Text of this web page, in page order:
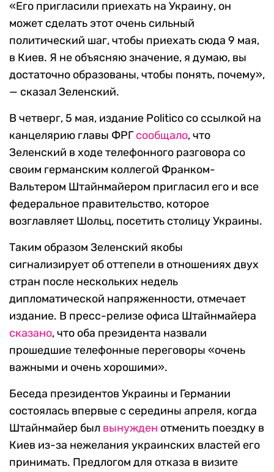
«Его пригласили приехать на Украину, он
может сделать этот очень сильный
политический шаг, чтобы приехать сюда 9 мая,
в Киев. Я не объясняю значение, я думаю, вы
достаточно образованы, чтобы понять, почему»,
— сказал Зеленский.
В четверг, 5 мая, издание Politico со ссылкой на
канцелярию главы ФРГсообщало, что
Зеленский в ходе телефонного разговора со
своим германским коллегой Франком-
Вальтером Штайнмайером пригласил его и все
федеральное правительство, которое
возглавляет Шольц, посетить столицу Украины.
Таким образом Зеленский якобы
сигнализирует об оттепели в отношениях двух
стран после нескольких недель
дипломатической напряженности, отмечает
издание. В пресс-релизе офиса Штайнмайера
сказано, что оба президента назвали
прошедшие телефонные переговоры «очень
важными и очень хорошими».
Беседа президентов Украины и Германии
состоялась впервые с середины апреля, когда
Штайнмайер был вынужден отменить поездку в
Киев из-за нежелания украинских властей его
принимать. Предлогом для отказа в визите